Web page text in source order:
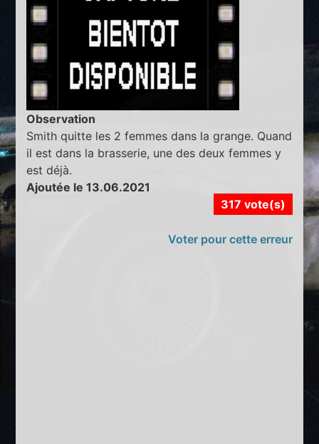
Observation
Smith quitte les 2 femmes dans la grange. Quand
il est dans la brasserie, une des deux femmes y
est déjà.
Ajoutée le 13.06.2021
317 vote(s)
Voter pour cette erreur